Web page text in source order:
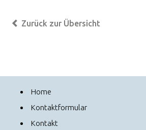
Zurück zur Übersicht
Home
Kontaktformular
Kontakt